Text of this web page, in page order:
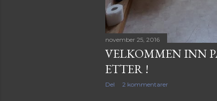
november 25, 2016
VELKOMMEN INN
ETTER !
Del 2 kommentarer